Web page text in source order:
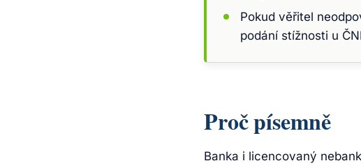
Pokud věřitel
podání stížnosti u
Proč písemně
Banka i licencovaný